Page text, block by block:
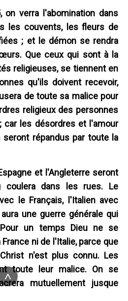
on verra l'abomination dans
les couvents, les fleurs de
; et le démon se rendra
Que ceux qui sont à la
religieuses, se tiennent en
qu'ils doivent recevoir,
de toute sa malice pour
religieux des personnes
car les désordres et l'amour
répandus par toute la
et l'Angleterre seront
coulera dans les rues. Le
le Français, l'Italien avec
une guerre générale qui
Pour un temps Dieu ne se
ni de l'Italie, parce que
n'est plus connu. Les
toute leur malice. On se
mutuellement jusque
^